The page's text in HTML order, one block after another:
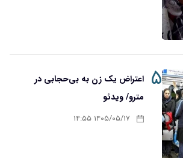
۵ اعتراض یک زن به بی‌حجابی در
مترو/ ویدئو
۱۴۰۵/۰۵/۱۷ ۱۴:۵۵